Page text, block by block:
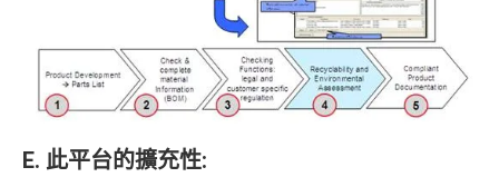
E. 此平台的擴充性: